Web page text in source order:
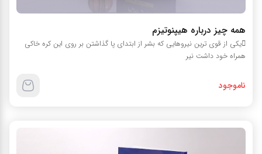
همه چیز درباره هیپنوتیزم
یکی از قوی ترین نیروهایی که بشر از ابتدای پا گذاشتن بر روی این کره خاکی
همراه خود داشت نیر
ناموجود